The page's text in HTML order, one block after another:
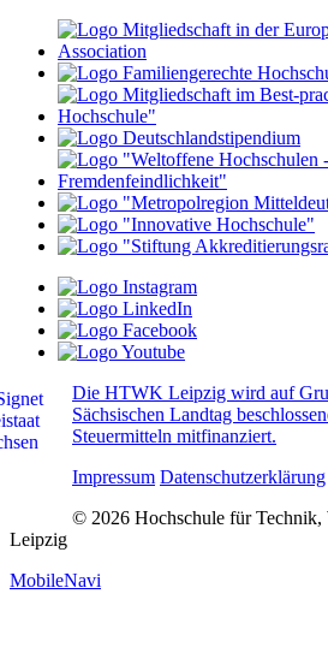
Die HTWK Leipzig wird auf
Sächsischen Landtag
Steuermitteln mitfinanziert.
Impressum Datenschutzerklärung
© 2026 Hochschule für
Leipzig
MobileNavi